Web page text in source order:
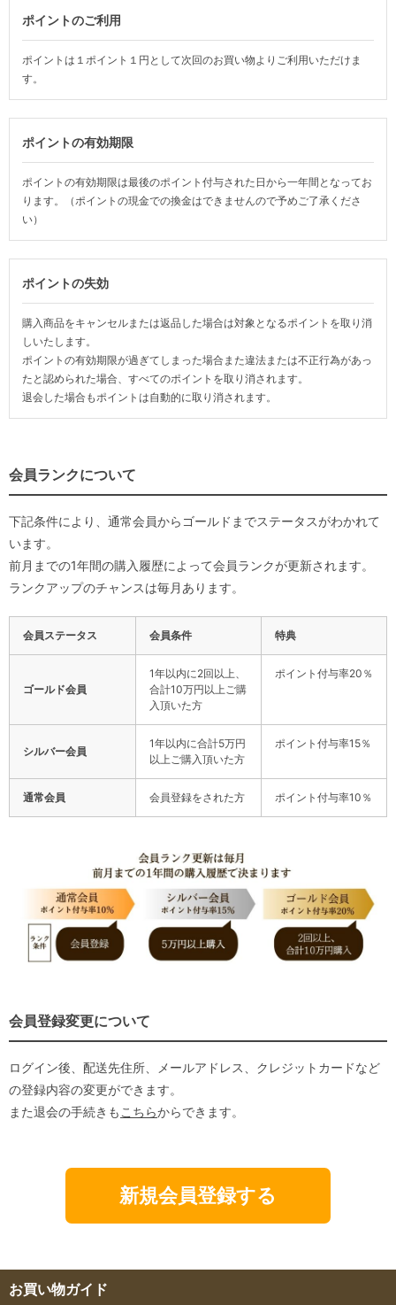
ポイントのご利用
ポイントは１ポイント１円として次回のお買い物よりご利用いただけま
す。
ポイントの有効期限
ポイントの有効期限は最後のポイント付与された日から一年間となってお
ります。（ポイントの現金での換金はできませんので予めご了承くださ
い）
ポイントの失効
購入商品をキャンセルまたは返品した場合は対象となるポイントを取り消
しいたします。
ポイントの有効期限が過ぎてしまった場合また違法または不正行為があっ
たと認められた場合、すべてのポイントを取り消されます。
退会した場合もポイントは自動的に取り消されます。
会員ランクについて
下記条件により、通常会員からゴールドまでステータスがわかれて
います。
前月までの1年間の購入履歴によって会員ランクが更新されます。
ランクアップのチャンスは毎月あります。
会員ステータス 会員条件 特典
ゴールド会員
1年以内に2回以上、
合計10万円以上ご購
入頂いた方
ポイント付与率20％
シルバー会員
1年以内に合計5万円
以上ご購入頂いた方
ポイント付与率15％
通常会員 会員登録をされた方 ポイント付与率10％
会員登録変更について
ログイン後、配送先住所、メールアドレス、クレジットカードなど
の登録内容の変更ができます。
また退会の手続きも こちらからできます。
新規会員登録する
お買い物ガイド